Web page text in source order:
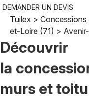
DEMANDER UN DEVIS
Tuilex> Concessions
et-Loire (71) >
Découvrir
la
murs et